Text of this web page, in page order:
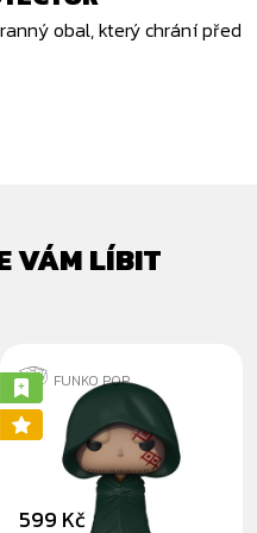
obal, který chrání před
VÁM LÍBIT
FUNKO POP
MONKEY D.
DRAGON
599 Kč